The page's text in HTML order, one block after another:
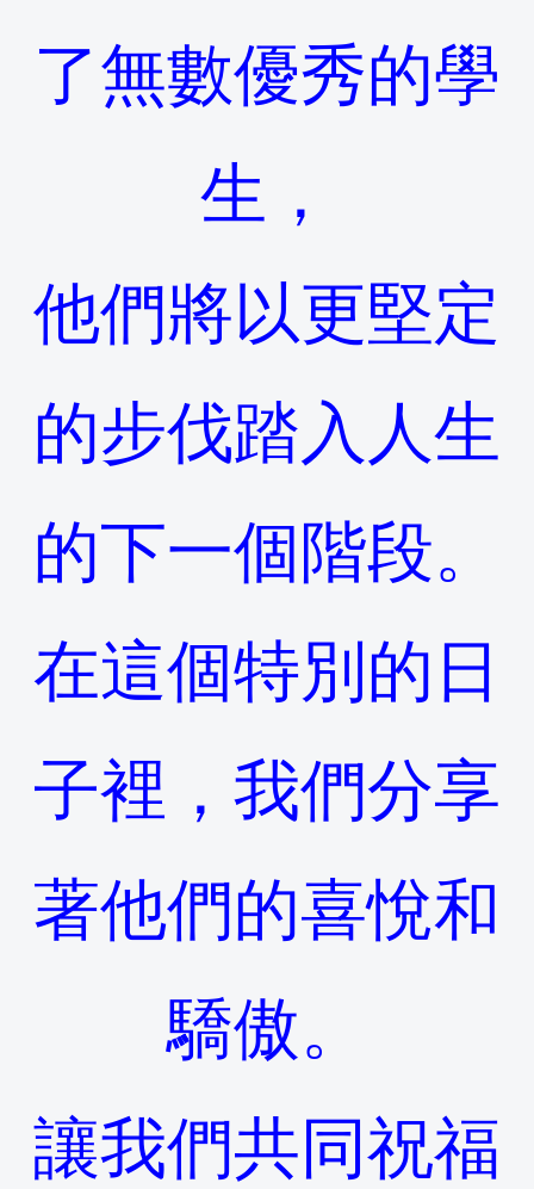
了無數優秀的學
生，
他們將以更堅定
的步伐踏入人生
的下一個階段。
在這個特別的日
子裡，我們分享
著他們的喜悅和
驕傲。
讓我們共同祝福